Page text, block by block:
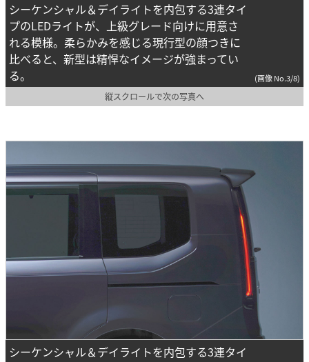
シーケンシャル＆デイライトを内包する3連タイ
プのLEDライトが、上級グレード向けに用意さ
れる模様。柔らかみを感じる現行型の顔つきに
比べると、新型は精悍なイメージが強まってい
る。
(画像 No.3/8)
縦スクロールで次の写真へ
シーケンシャル＆デイライトを内包する3連タイ